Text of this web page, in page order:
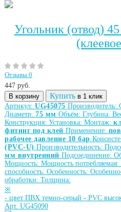
Угольник (отвод)
Отзывы 0
447 руб.
В корзину
Купить в 1 клик
Артикул: UG45075 Производитель:
Диаметр: 75 мм Объём: Глубина:
Конструкция: Установка: Монтаж:
фитинг под клей Применение:
рабочее давление 10 бар
(PVC-U) Производительность:
мм внутренний Подсоединение:
Мощность: Мощность потребляемая:
способность: Особенность:
обработки: Толщина:
※
- цвет ПВХ темно-серый - PVC
Арт. UG45090